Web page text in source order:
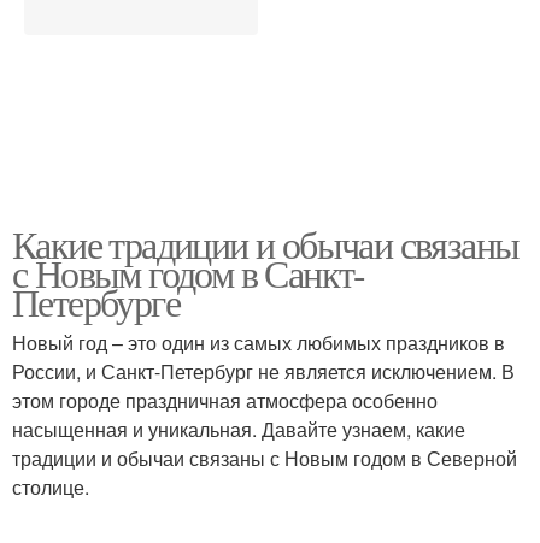
Какие традиции и обычаи связаны
с Новым годом в Санкт-
Петербурге
Новый год – это один из самых любимых праздников в
России, и Санкт-Петербург не является исключением. В
этом городе праздничная атмосфера особенно
насыщенная и уникальная. Давайте узнаем, какие
традиции и обычаи связаны с Новым годом в Северной
столице.